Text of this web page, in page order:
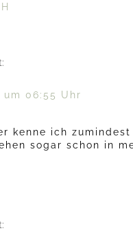
um 06:55 Uhr
kenne ich zumindest
sogar schon in